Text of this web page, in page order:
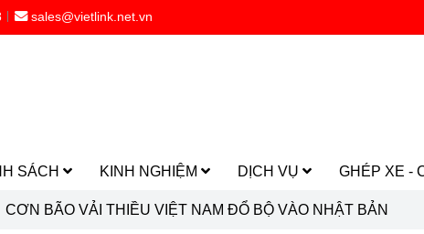
sales@vietlink.net.vn
SÁCH KINH NGHIỆM DỊCH VỤ GHÉP XE -
CƠN BÃO VẢI THIỀU VIỆT NAM ĐỔ BỘ VÀO NHẬT BẢN